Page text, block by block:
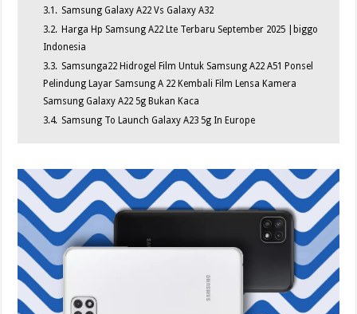
3.1. Samsung Galaxy A22 Vs Galaxy A32
3.2. Harga Hp Samsung A22 Lte Terbaru September 2025 |biggo
Indonesia
3.3. Samsunga22 Hidrogel Film Untuk Samsung A22 A51 Ponsel
Pelindung Layar Samsung A 22 Kembali Film Lensa Kamera
Samsung Galaxy A22 5g Bukan Kaca
3.4. Samsung To Launch Galaxy A23 5g In Europe